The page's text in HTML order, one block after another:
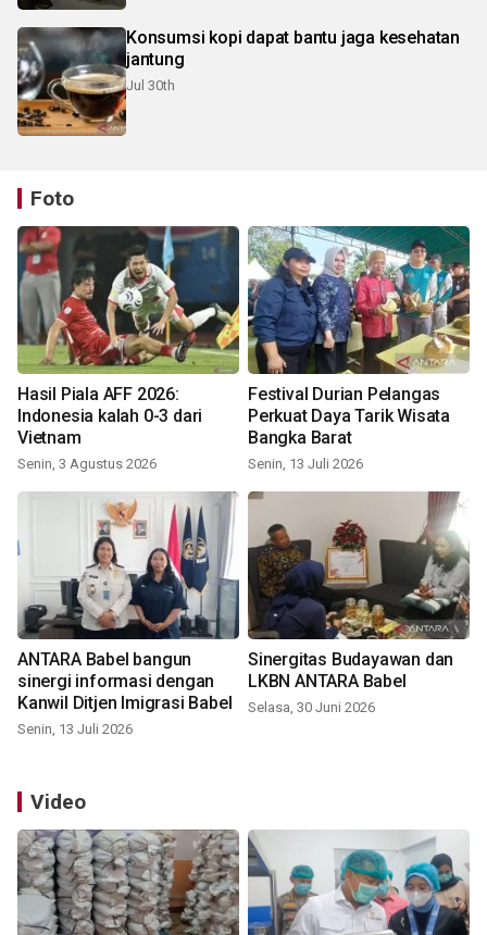
Konsumsi kopi dapat bantu jaga kesehatan
jantung
Jul 30th
Foto
Hasil Piala AFF 2026:
Indonesia kalah 0-3 dari
Vietnam
Senin, 3 Agustus 2026
Festival Durian Pelangas
Perkuat Daya Tarik Wisata
Bangka Barat
Senin, 13 Juli 2026
ANTARA Babel bangun
sinergi informasi dengan
Kanwil Ditjen Imigrasi Babel
Senin, 13 Juli 2026
Sinergitas Budayawan dan
LKBN ANTARA Babel
Selasa, 30 Juni 2026
Video